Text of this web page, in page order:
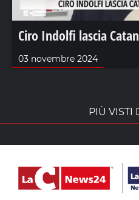
Ciro Indolfi lascia
03 novembre 2024
PIÙ VISTI